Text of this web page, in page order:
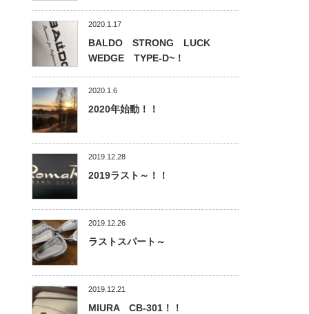
2020.1.17
BALDO STRONG LUCK
WEDGE TYPE-D~！
2020.1.6
2020年始動！！
2019.12.28
2019ラスト～！！
2019.12.26
ラストスパート～
2019.12.21
MIURA CB-301！！